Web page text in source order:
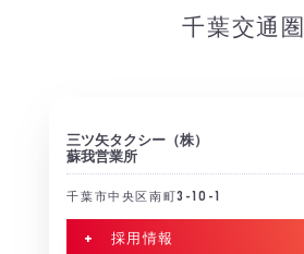
千葉交通圏
三ツ矢タクシー（株）
蘇我営業所
千葉市中央区南町3-10-1
+ 採用情報